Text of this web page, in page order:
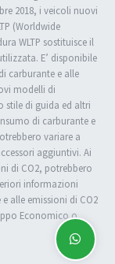
2018, i veicoli nuovi
(Worldwide
WLTP sostituisce il
E’ disponibile
carburante e alle
modelli di
stile di guida ed altri
di carburante e
variare a
aggiuntivi. Ai
di CO2, potrebbero
informazioni
alle emissioni di CO2
Economico o